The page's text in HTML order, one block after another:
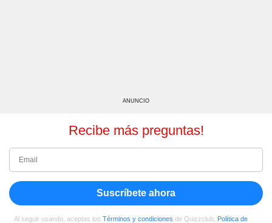
ANUNCIO
Recibe más preguntas!
Suscríbete ahora
Al seguir usando, aceptas los Términos y condiciones de Quizzclub, Política de